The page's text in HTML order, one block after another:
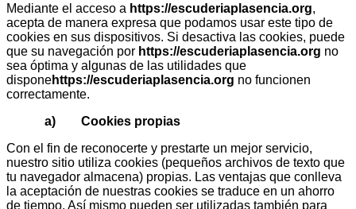
Mediante el acceso a https://escuderiaplasencia.org,
acepta de manera expresa que podamos usar este tipo de
cookies en sus dispositivos. Si desactiva las cookies, puede
que su navegación por https://escuderiaplasencia.org no
sea óptima y algunas de las utilidades que
disponehttps://escuderiaplasencia.org no funcionen
correctamente.
a) Cookies propias
Con el fin de reconocerte y prestarte un mejor servicio,
nuestro sitio utiliza cookies (pequeños archivos de texto que
tu navegador almacena) propias. Las ventajas que conlleva
la aceptación de nuestras cookies se traduce en un ahorro
de tiempo. Así mismo pueden ser utilizadas también para